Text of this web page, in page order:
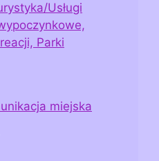
Usługi
Parki
miejska